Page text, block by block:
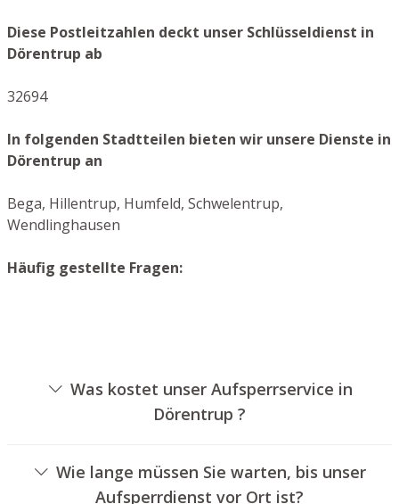
Diese Postleitzahlen deckt unser Schlüsseldienst in
Dörentrup ab
32694
In folgenden Stadtteilen bieten wir unsere Dienste in
Dörentrup an
Bega, Hillentrup, Humfeld, Schwelentrup,
Wendlinghausen
Häufig gestellte Fragen:
Was kostet unser Aufsperrservice in
Dörentrup ?
verschiedenen Optionen ab, wie zum Beispiel der Art des
Schlosses, der Dauer der Arbeiten und eventuell
Wie lange müssen Sie warten, bis unser
Aufsperrdienst vor Ort ist?